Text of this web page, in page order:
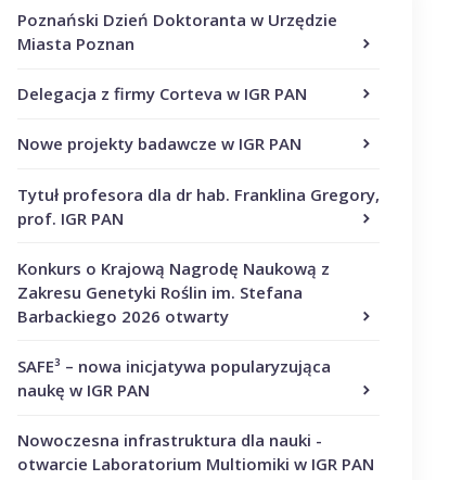
Poznański Dzień Doktoranta w Urzędzie
Miasta Poznan
Delegacja z firmy Corteva w IGR PAN
Nowe projekty badawcze w IGR PAN
Tytuł profesora dla dr hab. Franklina Gregory,
prof. IGR PAN
Konkurs o Krajową Nagrodę Naukową z
Zakresu Genetyki Roślin im. Stefana
Barbackiego 2026 otwarty
SAFE³ – nowa inicjatywa popularyzująca
naukę w IGR PAN
Nowoczesna infrastruktura dla nauki -
otwarcie Laboratorium Multiomiki w IGR PAN